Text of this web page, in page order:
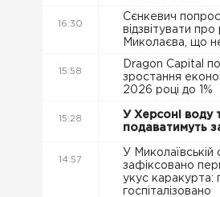
16:30
Сєнкевич
відзвітувати
Миколаєва, що
15:58
Dragon Capital
зростання
2026 році до 1%
15:28
У Херсоні воду
подаватимуть
14:57
У Миколаївській
зафіксовано
укус каракурта:
госпіталізовано